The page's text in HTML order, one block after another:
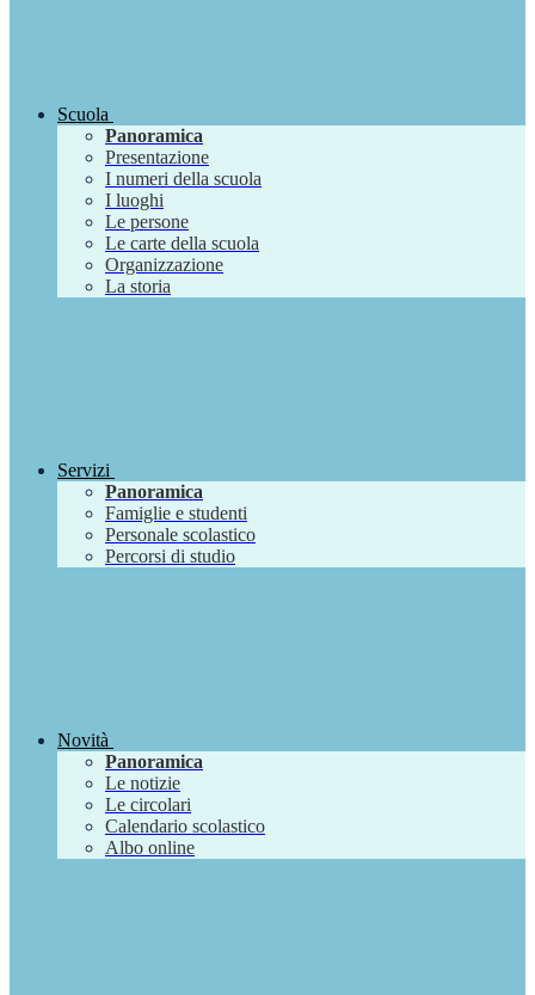
Scuola
Panoramica
Presentazione
I numeri della scuola
I luoghi
Le persone
Le carte della scuola
Organizzazione
La storia
Servizi
Panoramica
Famiglie e studenti
Personale scolastico
Percorsi di studio
Novità
Panoramica
Le notizie
Le circolari
Calendario scolastico
Albo online